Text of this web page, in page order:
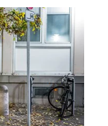
der
des
Markus
Rolle ein.